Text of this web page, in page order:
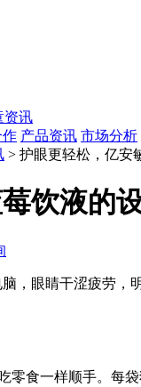
资讯
作 产品资讯 市场分析
> 护眼更轻松，亿安
饮液的
眼睛干涩疲劳，
食一样顺手。每